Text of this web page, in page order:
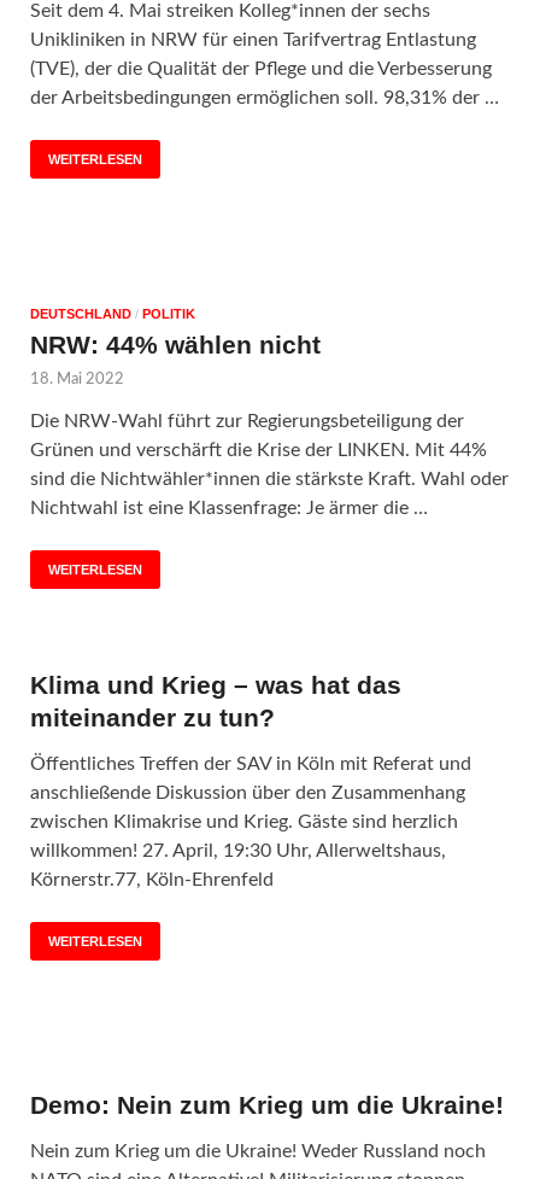
Seit dem 4. Mai streiken Kolleg*innen der sechs
Unikliniken in NRW für einen Tarifvertrag Entlastung
(TVE), der die Qualität der Pflege und die Verbesserung
der Arbeitsbedingungen ermöglichen soll. 98,31% der …
WEITERLESEN
DEUTSCHLAND / POLITIK
NRW: 44% wählen nicht
18. Mai 2022
Die NRW-Wahl führt zur Regierungsbeteiligung der
Grünen und verschärft die Krise der LINKEN. Mit 44%
sind die Nichtwähler*innen die stärkste Kraft. Wahl oder
Nichtwahl ist eine Klassenfrage: Je ärmer die …
WEITERLESEN
Klima und Krieg – was hat das
miteinander zu tun?
Öffentliches Treffen der SAV in Köln mit Referat und
anschließende Diskussion über den Zusammenhang
zwischen Klimakrise und Krieg. Gäste sind herzlich
willkommen! 27. April, 19:30 Uhr, Allerweltshaus,
Körnerstr.77, Köln-Ehrenfeld
WEITERLESEN
Demo: Nein zum Krieg um die Ukraine!
Nein zum Krieg um die Ukraine! Weder Russland noch